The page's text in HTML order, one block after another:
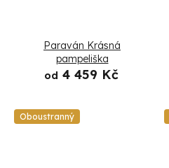
Paraván Krásná
pampeliška
od 4 459 Kč
Oboustranný